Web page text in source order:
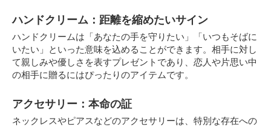
ハンドクリーム：距離を縮めたいサイン
ハンドクリームは「あなたの手を守りたい」「いつもそばに
いたい」といった意味を込めることができます。相手に対し
て親しみや優しさを表すプレゼントであり、恋人や片思い中
の相手に贈るにはぴったりのアイテムです。
アクセサリー：本命の証
ネックレスやピアスなどのアクセサリーは、特別な存在への